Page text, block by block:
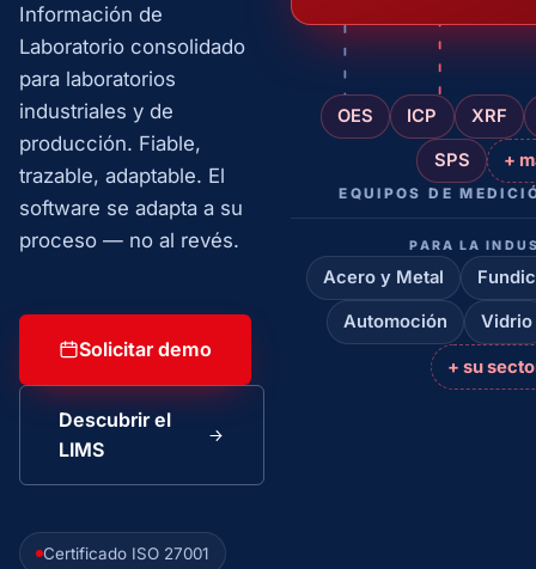
Información de
Laboratorio consolidado
para laboratorios
industriales y de
producción. Fiable,
trazable, adaptable. El
software se adapta a su
proceso — no al revés.
Solicitar demo
Descubrir el
LIMS
Certificado ISO 27001
OES ICP XRF
SPS +
EQUIPOS DE
PARA LA
Acero y Metal
Automoción Vidrio
+ su